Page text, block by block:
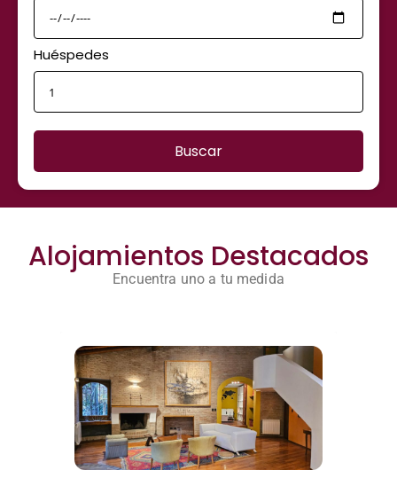
Huéspedes
Buscar
Alojamientos Destacados
Encuentra uno a tu medida